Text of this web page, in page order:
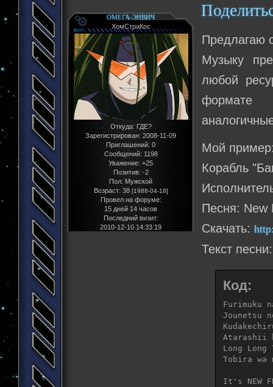
ОМЕГА-ЭНВИЧ
ХомСтраКос
Откуда: ГДЕ?
Зарегистрирован: 2008-11-09
Приглашений: 0
Сообщений: 1198
Уважение: +25
Позитив: -2
Пол: Мужской
Возраст: 38[1988-04-18]
Провел на форуме:
15 дней 14 часов
Последний визит:
2010-12-10 14:33:19
Предлагаю
Музыку
любой
формате
Мой
Корабль
Песня: New
Скачать:
Текст песни:
Код:
Furimuku
Jounetsu
Atarashii
Long
Tobira wa
It's NEW